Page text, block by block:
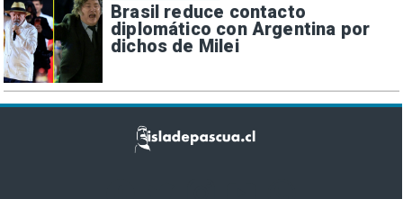
Brasil reduce contacto
diplomático con Argentina por
dichos de Milei